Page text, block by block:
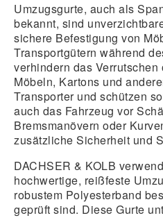
Umzugsgurte, auch als
bekannt, sind
sichere Befestigung von
Transportgütern während
verhindern das
Möbeln, Kartons und
Transporter und schützen
auch das Fahrzeug vor
Bremsmanövern oder
zusätzliche Sicherheit und
DACHSER & KOLB
hochwertige, reißfeste
robustem Polyesterband
geprüft sind. Diese Gurte